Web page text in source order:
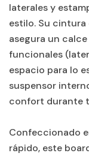
laterales y
estilo. Su
asegura un
funcionales
espacio para lo
suspensor
confort durante
Confeccionado
rápido, este